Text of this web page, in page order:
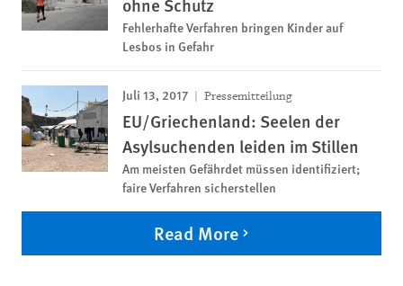
Fehlerhafte Verfahren bringen Kinder auf
Lesbos in Gefahr
Juli 13, 2017 Pressemitteilung
EU/Griechenland: Seelen der
Asylsuchenden leiden im Stillen
Am meisten Gefährdet müssen identifiziert;
faire Verfahren sicherstellen
Read More